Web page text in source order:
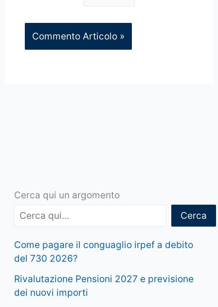
Cerca qui un argomento
Cerca
Come pagare il conguaglio irpef a debito
del 730 2026?
Rivalutazione Pensioni 2027 e previsione
dei nuovi importi